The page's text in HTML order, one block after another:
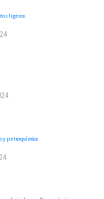
ligeros
y petroquímica